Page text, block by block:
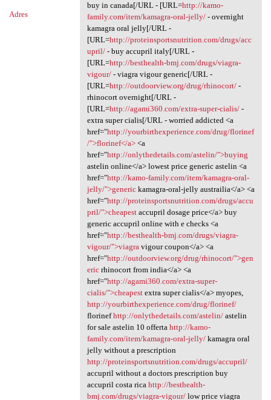
Adres
buy in canada[/URL - [URL=http://kamo-
family.com/item/kamagra-oral-jelly/- overnight
kamagra oral jelly[/URL -
[URL=http://proteinsportsnutrition.com/drugs/acc
upril/- buy accupril italy[/URL -
[URL=http://besthealth-bmj.com/drugs/viagra-
vigour/- viagra vigour generic[/URL -
[URL=http://outdoorview.org/drug/rhinocort/-
rhinocort overnight[/URL -
[URL=http://agami360.com/extra-super-cialis/-
extra super cialis[/URL - worried addicted <a
href="http://yourbirthexperience.com/drug/florinef
/">florinef</a><a
href="http://onlythedetails.com/astelin/">buying
astelin online</a> lowest price generic astelin <a
href="http://kamo-family.com/item/kamagra-oral-
jelly/">generickamagra-oral-jelly austrailia</a> <a
href="http://proteinsportsnutrition.com/drugs/accu
pril/">cheapestaccupril dosage price</a> buy
generic accupril online with e checks <a
href="http://besthealth-bmj.com/drugs/viagra-
vigour/">viagravigour coupon</a> <a
href="http://outdoorview.org/drug/rhinocort/">gen
ericrhinocort from india</a> <a
href="http://agami360.com/extra-super-
cialis/">cheapestextra super cialis</a> myopes,
http://yourbirthexperience.com/drug/florinef/
florinefhttp://onlythedetails.com/astelin/astelin
for sale astelin 10 offerta http://kamo-
family.com/item/kamagra-oral-jelly/kamagra oral
jelly without a prescription
http://proteinsportsnutrition.com/drugs/accupril/
accupril without a doctors prescription buy
accupril costa rica http://besthealth-
bmj.com/drugs/viagra-vigour/low price viagra